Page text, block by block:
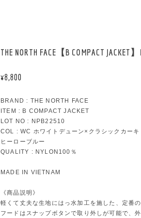
THE NORTH FACE【B COMPACT JACKET
¥8,800
BRAND : THE NORTH FACE
ITEM : B COMPACT JACKET
LOT NO : NPB22510
COL : WC ホワイトデューン×クラシックカー
ヒーローブルー
QUALITY : NYLON100％
MADE IN VIETNAM
《商品説明》
軽くて丈夫な生地にはっ水加工を施した、定番
フードはスナップボタンで取り外しが可能で、